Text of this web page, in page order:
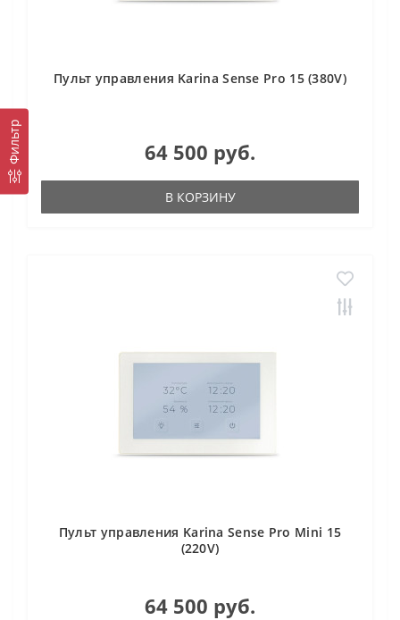
Фильтр
Пульт управления Karina Sense Pro 15 (380V)
64 500 руб.
В КОРЗИНУ
Пульт управления Karina Sense Pro Mini 15
(220V)
64 500 руб.